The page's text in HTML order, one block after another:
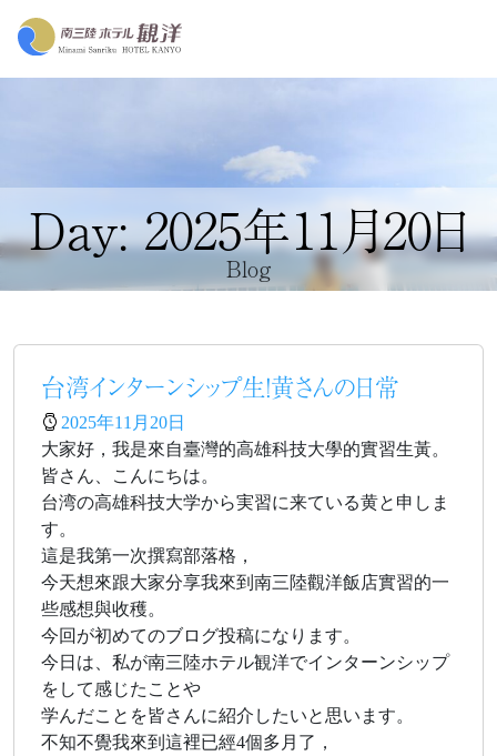
Day: 2025年11月20日
Blog
台湾インターンシップ生！黄さんの日常
2025年11月20日
大家好，我是來自臺灣的高雄科技大學的實習生黃。
皆さん、こんにちは。
台湾の高雄科技大学から実習に来ている黄と申しま
す。
這是我第一次撰寫部落格，
今天想來跟大家分享我來到南三陸觀洋飯店實習的一
些感想與收穫。
今回が初めてのブログ投稿になります。
今日は、私が南三陸ホテル観洋でインターンシップ
をして感じたことや
学んだことを皆さんに紹介したいと思います。
不知不覺我來到這裡已經4個多月了，